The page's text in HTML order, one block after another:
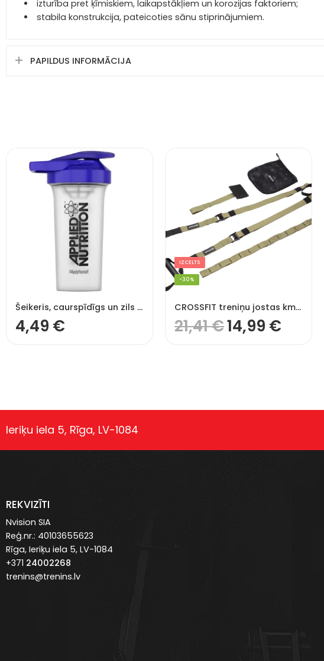
izturība pret ķīmiskiem, laikapstākļiem un korozijas faktoriem;
stabila konstrukcija, pateicoties sānu stiprinājumiem.
PAPILDUS INFORMĀCIJA
Šeikeris, caurspīdīgs un zils Applied Nutrition – 700 ml (Shaker)
4,49 €
CROSSFIT treniņu jostas kmpl
IZCELTS
-30%
21,41€14,99 €
Ieriķu iela 5, Rīga, LV-1084
REKVIZĪTI
Nvision SIA
Reģ.nr.: 40103655623
Rīga, Ieriķu iela 5, LV-1084
+371 24002268
trenins@trenins.lv